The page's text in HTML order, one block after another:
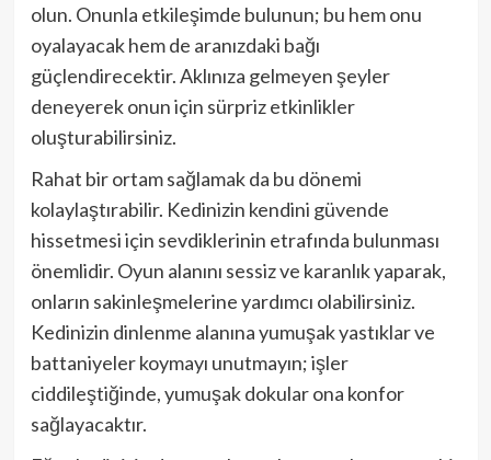
olun. Onunla etkileşimde bulunun; bu hem onu
oyalayacak hem de aranızdaki bağı
güçlendirecektir. Aklınıza gelmeyen şeyler
deneyerek onun için sürpriz etkinlikler
oluşturabilirsiniz.
Rahat bir ortam sağlamak da bu dönemi
kolaylaştırabilir. Kedinizin kendini güvende
hissetmesi için sevdiklerinin etrafında bulunması
önemlidir. Oyun alanını sessiz ve karanlık yaparak,
onların sakinleşmelerine yardımcı olabilirsiniz.
Kedinizin dinlenme alanına yumuşak yastıklar ve
battaniyeler koymayı unutmayın; işler
ciddileştiğinde, yumuşak dokular ona konfor
sağlayacaktır.